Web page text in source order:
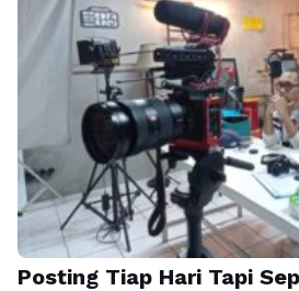
Posting Tiap Hari Tapi